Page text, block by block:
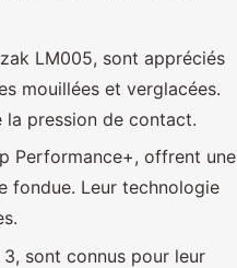
LM005, sont appréciés
mouillées et verglacées.
la pression de contact.
Performance+, offrent une
fondue. Leur technologie
sont connus pour leur